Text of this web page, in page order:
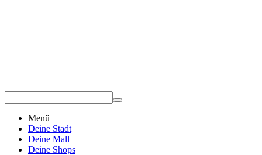
Menü
Deine Stadt
Deine Mall
Deine Shops